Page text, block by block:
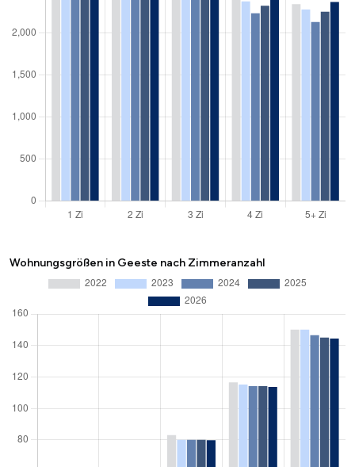
Wohnungsgrößen in Geeste nach Zimmeranzahl